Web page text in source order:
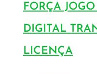
FORÇA
DIGITAL
LICENÇA